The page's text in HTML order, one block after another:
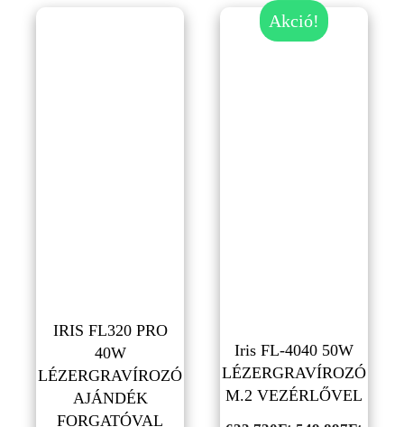
IRIS FL320 PRO
40W
LÉZERGRAVÍROZÓ
AJÁNDÉK
FORGATÓVAL
Akció!
Iris FL-4040 50W
LÉZERGRAVÍROZÓ
M.2 VEZÉRLŐVEL